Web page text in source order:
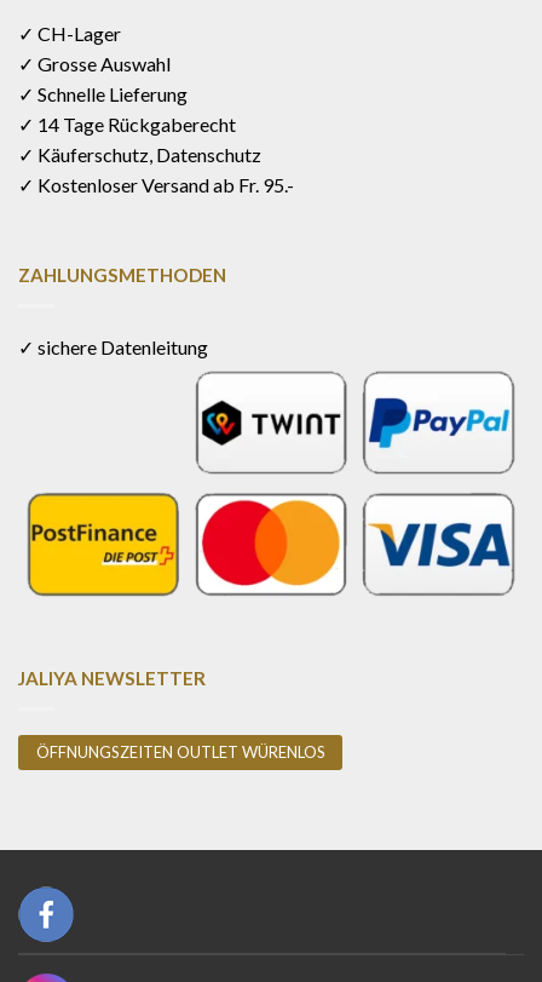
✓ CH-Lager
✓ Grosse Auswahl
✓ Schnelle Lieferung
✓ 14 Tage Rückgaberecht
✓ Käuferschutz, Datenschutz
✓ Kostenloser Versand ab Fr. 95.-
ZAHLUNGSMETHODEN
✓ sichere Datenleitung
JALIYA NEWSLETTER
ÖFFNUNGSZEITEN OUTLET WÜRENLOS